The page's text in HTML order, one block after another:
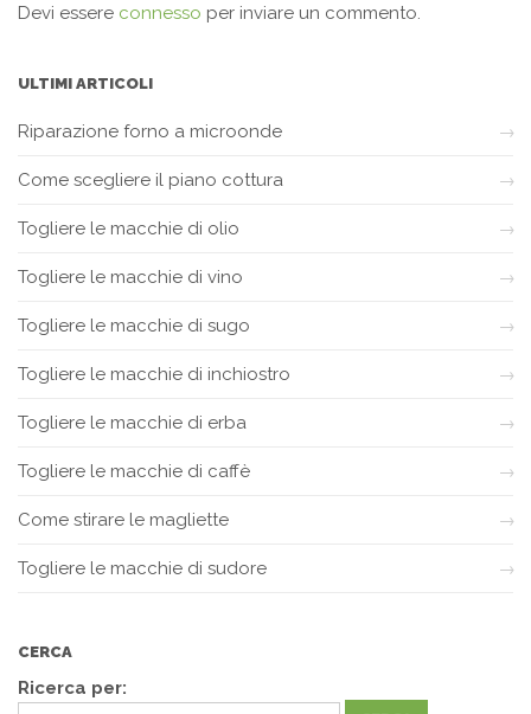
Devi essere connesso per inviare un commento.
ULTIMI ARTICOLI
Riparazione forno a microonde
Come scegliere il piano cottura
Togliere le macchie di olio
Togliere le macchie di vino
Togliere le macchie di sugo
Togliere le macchie di inchiostro
Togliere le macchie di erba
Togliere le macchie di caffè
Come stirare le magliette
Togliere le macchie di sudore
CERCA
Ricerca per: